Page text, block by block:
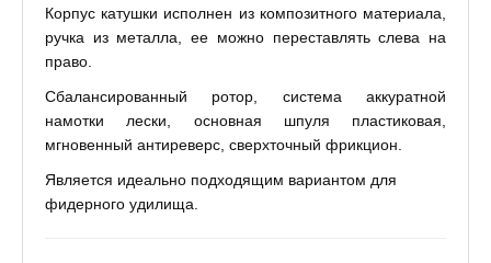
Корпус катушки исполнен из композитного материала,
ручка из металла, ее можно переставлять слева на
право.
Сбалансированный ротор, система аккуратной
намотки лески, основная шпуля пластиковая,
мгновенный антиреверс, сверхточный фрикцион.
Является идеально подходящим вариантом для
фидерного удилища.